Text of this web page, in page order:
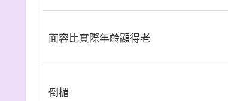
面容比實際年齡顯得老
倒楣